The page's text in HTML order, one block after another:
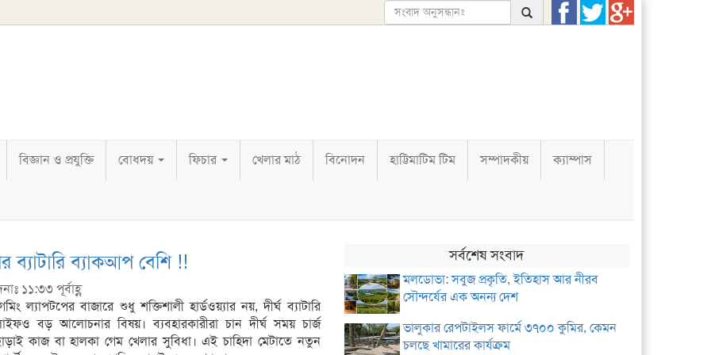
বিজ্ঞান ও প্রযুক্তি বোধদয় ফিচার খেলার মাঠ বিনোদন হাট্টিমাটিম টিম সম্পাদকীয় ক্যাম্পাস
ব্যাটারি ব্যাকআপ বেশি !!
১১:৩৩ পূর্বাহ্ণ
ল্যাপটপের বাজারে শুধু শক্তিশালী হার্ডওয়্যার নয়, দীর্ঘ ব্যাটারি
বড় আলোচনার বিষয়। ব্যবহারকারীরা চান দীর্ঘ সময় চার্জ
কাজ বা হালকা গেম খেলার সুবিধা। এই চাহিদা মেটাতে নতুন
সর্বশেষ সংবাদ
মলডোভা: সবুজ প্রকৃতি, ইতিহাস আর নীরব
সৌন্দর্যের এক অনন্য দেশ
ভালুকার রেপটাইলস ফার্মে ৩৭০০ কুমির, কেমন
চলছে খামারের কার্যক্রম